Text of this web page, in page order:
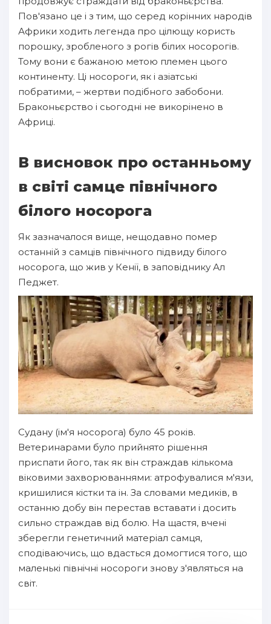
Пов'язано це і з тим, що серед корінних народів
Африки ходить легенда про цілющу користь
порошку, зробленого з рогів білих носорогів.
Тому вони є бажаною метою племен цього
континенту. Ці носороги, як і азіатські
побратими, – жертви подібного забобони.
Браконьєрство і сьогодні не викорінено в
Африці.
В висновок про останньому
в світі самце північного
білого носорога
Як зазначалося вище, нещодавно помер
останній з самців північного підвиду білого
носорога, що жив у Кенії, в заповіднику Ал
Педжет.
Судану (ім'я носорога) було 45 років.
Ветеринарами було прийнято рішення
приспати його, так як він страждав кількома
віковими захворюваннями: атрофувалися м'язи,
кришилися кістки та ін. За словами медиків, в
останню добу він перестав вставати і досить
сильно страждав від болю. На щастя, вчені
зберегли генетичний матеріал самця,
сподіваючись, що вдасться домогтися того, що
маленькі північні носороги знову з'являться на
світ.